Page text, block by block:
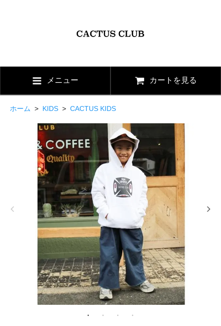
メニュー カートを見る
ホーム > KIDS > CACTUS KIDS